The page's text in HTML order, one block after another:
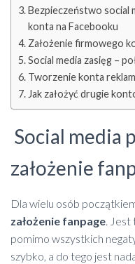
Bezpieczeństwo social
konta na Facebooku
Założenie firmowego
Social media zasięg –
Tworzenie konta
Jak założyć drugie
Social media
założenie
Dla wielu osób
założenie fanpage. Jest
pomimo wszystkich
szybko, a do tego jest